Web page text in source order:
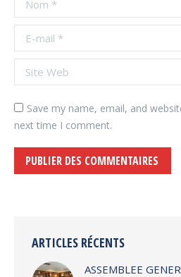
E-mail *
Site Web
Save my name, email, and
next time I comment.
PUBLIER DES COMMENTAIRES
ARTICLES RÉCENTS
ASSEMBLEE